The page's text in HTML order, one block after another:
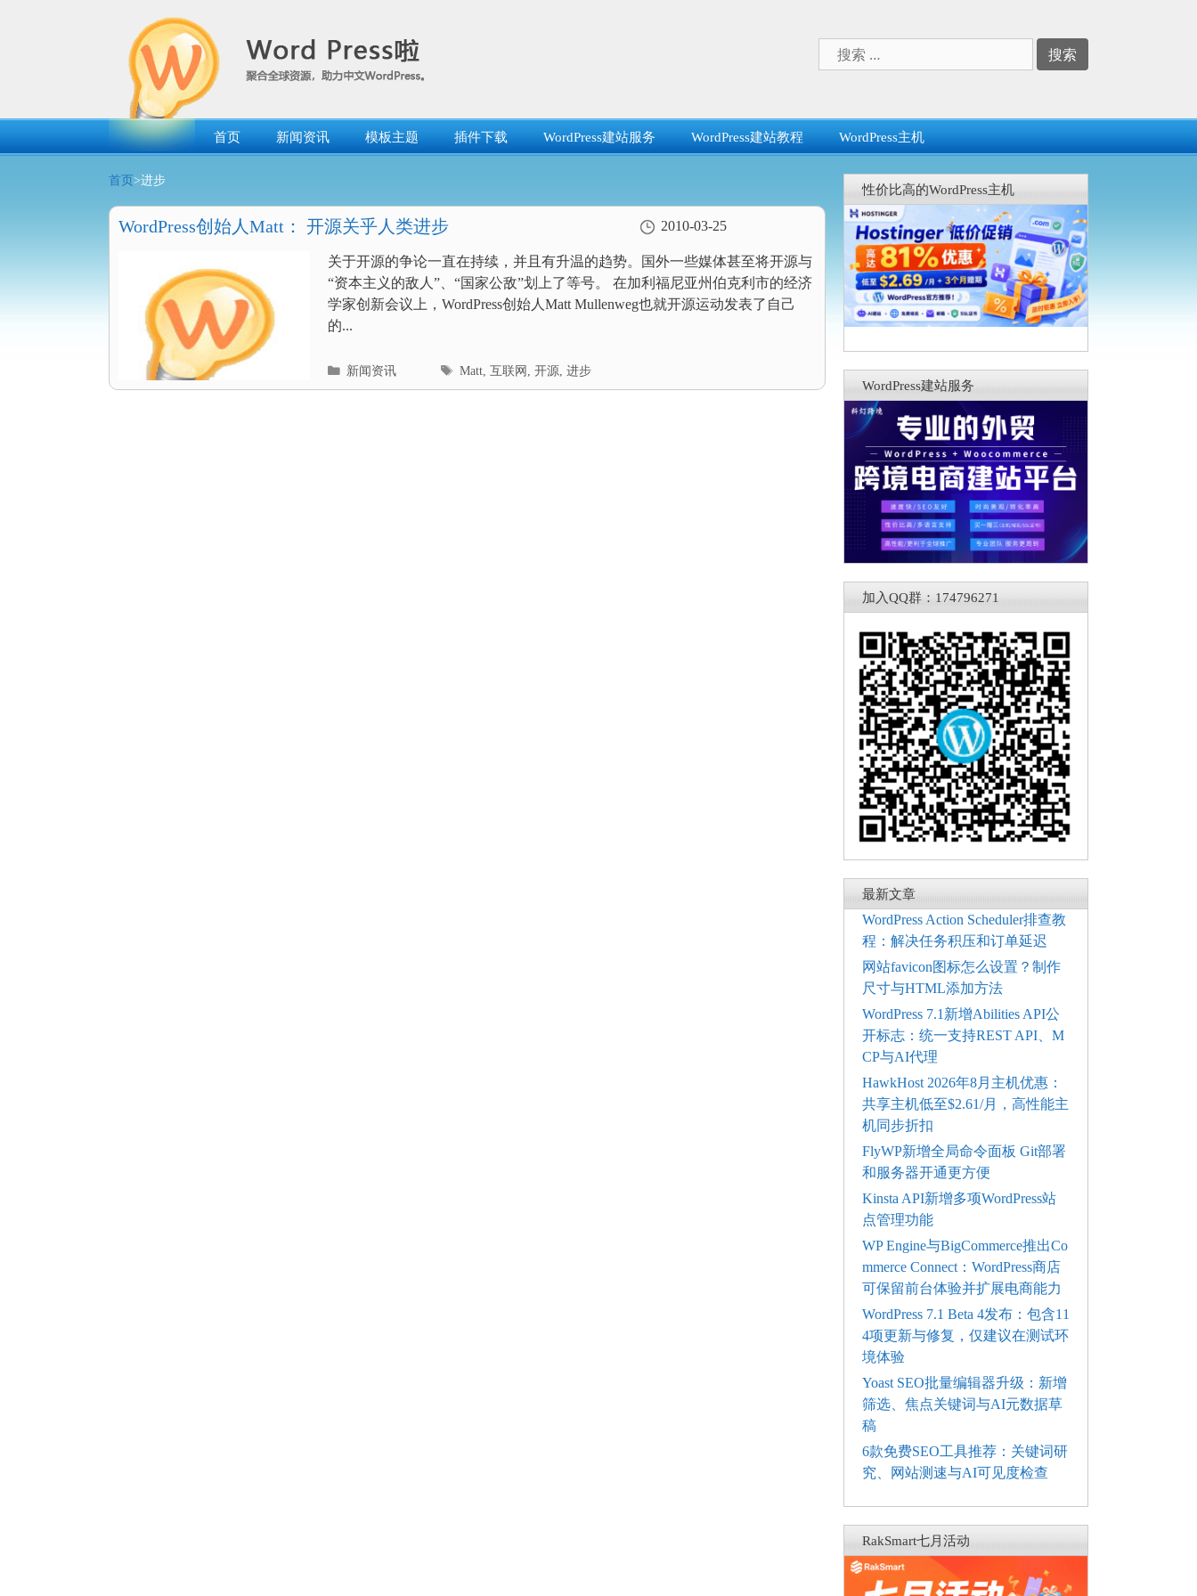
索：
首页 新闻资讯 模板主题 插件下载 WordPress建站服务 WordPress建站教程 WordPress主机
首页 >进步
WordPress创始人Matt： 开源关乎人类进步 2010-03-25
关于开源的争论一直在持续，并且有升温的趋势。国外一些媒体甚至将开源与
“资本主义的敌人”、“国家公敌”划上了等号。 在加利福尼亚州伯克利市的经济
学家创新会议上，WordPress创始人Matt Mullenweg也就开源运动发表了自己
的...
分
类
新闻资讯
标
签
Matt,互联网 ,开源,进步
性价比高的WordPress主机
WordPress建站服务
加入QQ群：174796271
最新文章
WordPress Action Scheduler排查教
程：解决任务积压和订单延迟
网站favicon图标怎么设置？制作
尺寸与HTML添加方法
WordPress 7.1新增Abilities API公
开标志：统一支持REST API、M
CP与AI代理
HawkHost 2026年8月主机优惠：
共享主机低至$2.61/月，高性能主
机同步折扣
FlyWP新增全局命令面板 Git部署
和服务器开通更方便
Kinsta API新增多项WordPress站
点管理功能
WP Engine与BigCommerce推出Co
mmerce Connect：WordPress商店
可保留前台体验并扩展电商能力
WordPress 7.1 Beta 4发布：包含11
4项更新与修复，仅建议在测试环
境体验
Yoast SEO批量编辑器升级：新增
筛选、焦点关键词与AI元数据草
稿
6款免费SEO工具推荐：关键词研
究、网站测速与AI可见度检查
RakSmart七月活动